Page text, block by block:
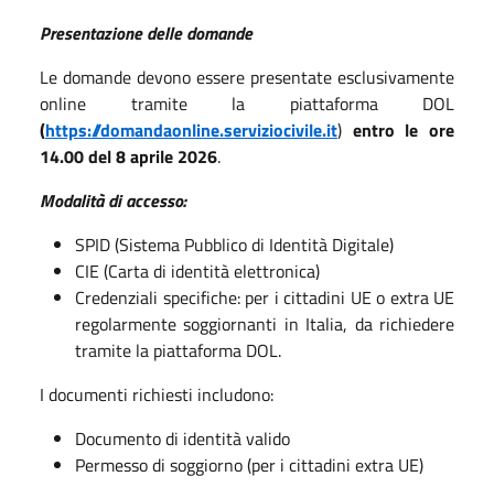
Presentazione delle domande
Le domande devono essere presentate esclusivamente
online tramite la piattaforma DOL
(https://domandaonline.serviziocivile.it) entro le ore
14.00 del 8 aprile 2026.
Modalità di accesso:
SPID (Sistema Pubblico di Identità Digitale)
CIE (Carta di identità elettronica)
Credenziali specifiche: per i cittadini UE o extra UE
regolarmente soggiornanti in Italia, da richiedere
tramite la piattaforma DOL.
I documenti richiesti includono:
Documento di identità valido
Permesso di soggiorno (per i cittadini extra UE)